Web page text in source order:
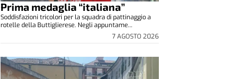
Prima medaglia “italiana”
7 AGOSTO 2026
Soddisfazioni tricolori per la squadra di pattinaggio a
rotelle della Buttiglierese. Negli appuntame...